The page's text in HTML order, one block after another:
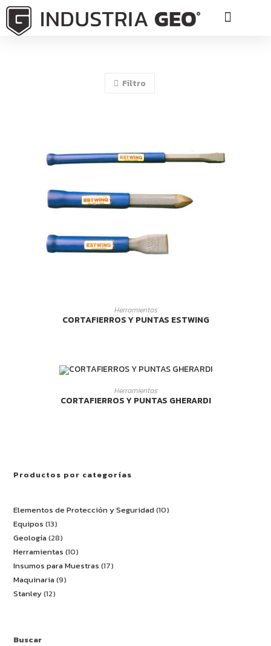
Filtro
LEER MÁS
Herramientas
CORTAFIERROS Y PUNTAS ESTWING
LEER MÁS
Herramientas
CORTAFIERROS Y PUNTAS GHERARDI
Productos por categorías
Elementos de Protección y Seguridad 10
Equipos 13
Geología 28
Herramientas 10
Insumos para Muestras 17
Maquinaria 9
Stanley 12
Buscar